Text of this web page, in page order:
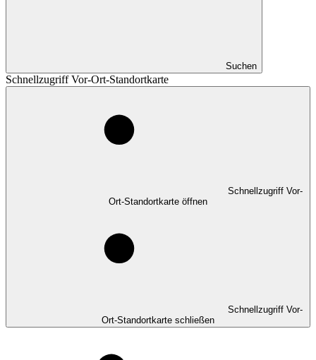
Suchen
Schnellzugriff Vor-Ort-Standortkarte
Schnellzugriff Vor-
Ort-Standortkarte öffnen
Schnellzugriff Vor-
Ort-Standortkarte schließen